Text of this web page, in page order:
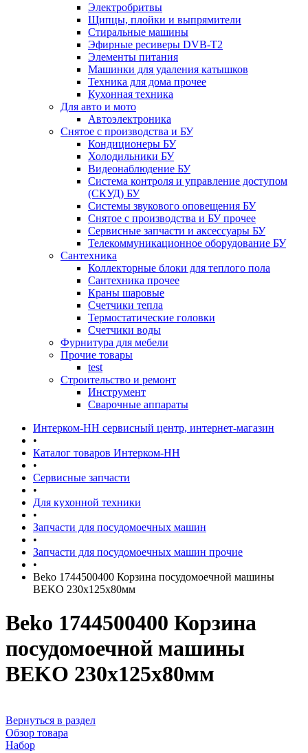
Электробритвы
Щипцы, плойки и выпрямители
Стиральные машины
Эфирные ресиверы DVB-T2
Элементы питания
Машинки для удаления катышков
Техника для дома прочее
Кухонная техника
Для авто и мото
Автоэлектроника
Снятое с производства и БУ
Кондиционеры БУ
Холодильники БУ
Видеонаблюдение БУ
Система контроля и управление доступом
(СКУД) БУ
Системы звукового оповещения БУ
Снятое с производства и БУ прочее
Сервисные запчасти и аксессуары БУ
Телекоммуникационное оборудование БУ
Сантехника
Коллекторные блоки для теплого пола
Сантехника прочее
Краны шаровые
Счетчики тепла
Термоcтатические головки
Счетчики воды
Фурнитура для мебели
Прочие товары
test
Строительство и ремонт
Инструмент
Сварочные аппараты
Интерком-НН сервисный центр, интернет-магазин
•
Каталог товаров Интерком-НН
•
Сервисные запчасти
•
Для кухонной техники
•
Запчасти для посудомоечных машин
•
Запчасти для посудомоечных машин прочие
•
Beko 1744500400 Корзина посудомоечной машины
BEKO 230х125х80мм
Beko 1744500400 Корзина
посудомоечной машины
BEKO 230х125х80мм
Вернуться в раздел
Обзор товара
Набор